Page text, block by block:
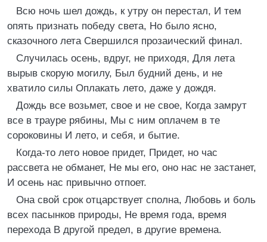
Всю ночь шел дождь, к утру он перестал, И тем
опять признать победу света, Но было ясно,
сказочного лета Свершился прозаический финал.
Случилась осень, вдруг, не приходя, Для лета
вырыв скорую могилу, Был будний день, и не
хватило силы Оплакать лето, даже у дождя.
Дождь все возьмет, свое и не свое, Когда замрут
все в трауре рябины, Мы с ним оплачем в те
сороковины И лето, и себя, и бытие.
Когда-то лето новое придет, Придет, но час
рассвета не обманет, Не мы его, оно нас не застанет,
И осень нас привычно отпоет.
Она свой срок отцарствует сполна, Любовь и боль
всех пасынков природы, Не время года, время
перехода В другой предел, в другие времена.